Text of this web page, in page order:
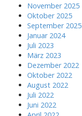
November 2025
Oktober 2025
September 2025
Januar 2024
Juli 2023
März 2023
Dezember 2022
Oktober 2022
August 2022
Juli 2022
Juni 2022